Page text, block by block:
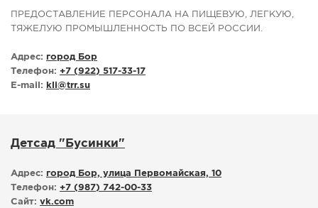
ПРЕДОСТАВЛЕНИЕ ПЕРСОНАЛА НА ПИЩЕВУЮ, ЛЕГКУЮ,
ТЯЖЕЛУЮ ПРОМЫШЛЕННОСТЬ ПО ВСЕЙ РОССИИ.
Адрес: город Бор
Телефон: +7 (922) 517-33-17
E-mail:
kli@trr.su
Детсад "Бусинки"
Адрес: город Бор, улица Первомайская, 10
Телефон: +7 (987) 742-00-33
Сайт: vk.com